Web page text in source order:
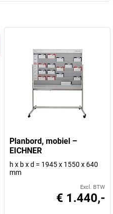
Planbord, mobiel –
EICHNER
h x b x d = 1945 x 1550 x 640
mm
Excl. BTW
€ 1.440,-